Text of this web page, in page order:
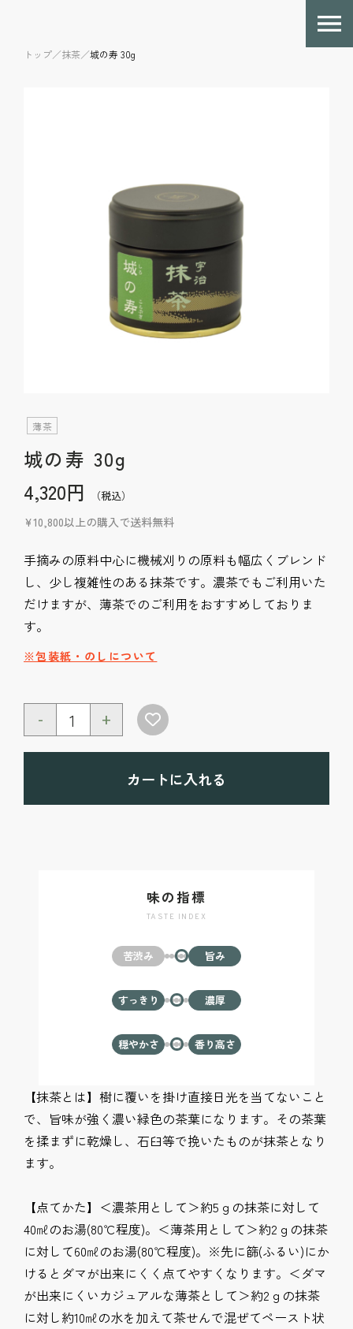
トップ／抹茶／城の寿 30g
薄茶
城の寿 30g
4,320円
（税込）
¥10,800以上の購入で送料無料
手摘みの原料中心に機械刈りの原料も幅広くブレンド
し、少し複雑性のある抹茶です。濃茶でもご利用いた
だけますが、薄茶でのご利用をおすすめしておりま
す。
※包装紙・のしについて
- +
カートに入れる
【抹茶とは】樹に覆いを掛け直接日光を当てないこと
で、旨味が強く濃い緑色の茶葉になります。その茶葉
を揉まずに乾燥し、石臼等で挽いたものが抹茶となり
ます。
【点てかた】＜濃茶用として＞約5ｇの抹茶に対して
40㎖のお湯(80℃程度)。＜薄茶用として＞約2ｇの抹茶
に対して60㎖のお湯(80℃程度)。※先に篩(ふるい)にか
けるとダマが出来にくく点てやすくなります。＜ダマ
が出来にくいカジュアルな薄茶として＞約2ｇの抹茶
に対し約10㎖の水を加えて茶せんで混ぜてペースト状
味の指標
TASTE INDEX
苦渋み 旨み
すっきり 濃厚
穏やかさ 香り高さ